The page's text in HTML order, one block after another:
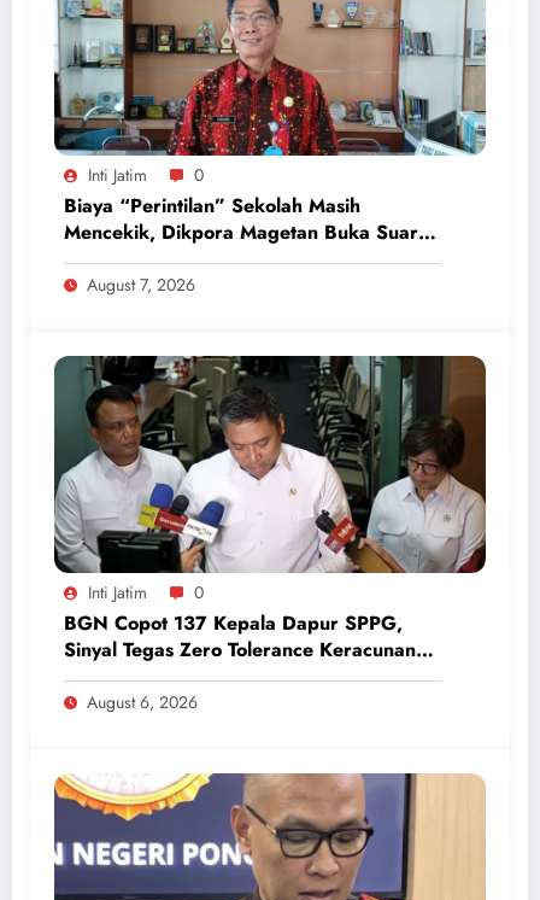
Inti Jatim 0
Biaya “Perintilan” Sekolah Masih
Mencekik, Dikpora Magetan Buka Suara
Soal Polemik Seragam dan Modul
August 7, 2026
Inti Jatim 0
BGN Copot 137 Kepala Dapur SPPG,
Sinyal Tegas Zero Tolerance Keracunan
Makanan dan Korupsi
August 6, 2026